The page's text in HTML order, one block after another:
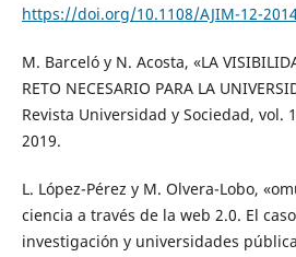
https://doi.org/10.1108/AJIM-12-
M. Barceló y N. Acosta, «LA
RETO NECESARIO PARA LA
Revista Universidad y Sociedad, vol.
2019.
L. López-Pérez y M. Olvera-Lobo,
ciencia a través de la web 2.0. El
investigación y universidades